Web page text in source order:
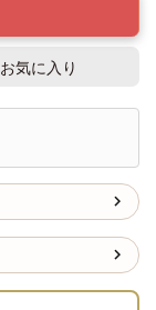
お気に入り